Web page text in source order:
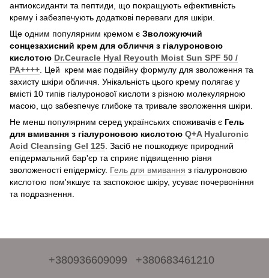
антиоксиданти та пептиди, що покращують ефективність
крему і забезпечують додаткові переваги для шкіри.
Ще одним популярним кремом є Зволожуючий
сонцезахисний крем для обличчя з гіалуроновою
кислотою Dr.Ceuracle Hyal Reyouth Moist Sun SPF 50 /
PA++++. Цей крем має подвійну формулу для зволоження та
захисту шкіри обличчя. Унікальність цього крему полягає у
вмісті 10 типів гіалуронової кислоти з різною молекулярною
масою, що забезпечує глибоке та тривале зволоження шкіри.
Не менш популярним серед українських споживачів є Гель
для вмивання з гіалуроновою кислотою Q+A Hyaluronic
Acid Cleansing Gel 125. Засіб не пошкоджує природний
епідермальний бар'єр та сприяє підвищенню рівня
зволоженості епідермісу. Гель для вмивання з гіалуроновою
кислотою пом'якшує та заспокоює шкіру, усуває почервоніння
та подразнення.
+380936609099 +380683461210